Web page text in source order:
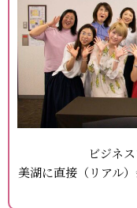
ビジネ
美湖に直接（リアル）